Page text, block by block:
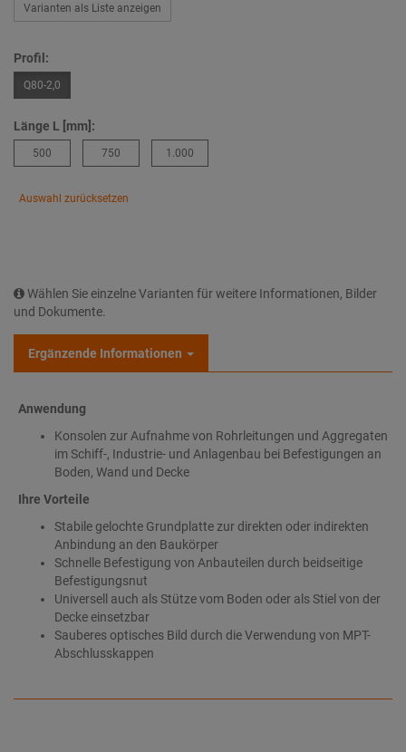
Varianten als Liste anzeigen
Profil:
Q80-2,0
Länge L [mm]:
500 750 1.000
Auswahl zurücksetzen
Wählen Sie einzelne Varianten für weitere Informationen, Bilder
und Dokumente.
Ergänzende Informationen
Anwendung
Konsolen zur Aufnahme von Rohrleitungen und Aggregaten
im Schiff-, Industrie- und Anlagenbau bei Befestigungen an
Boden, Wand und Decke
Ihre Vorteile
Stabile gelochte Grundplatte zur direkten oder indirekten
Anbindung an den Baukörper
Schnelle Befestigung von Anbauteilen durch beidseitige
Befestigungsnut
Universell auch als Stütze vom Boden oder als Stiel von der
Decke einsetzbar
Sauberes optisches Bild durch die Verwendung von MPT-
Abschlusskappen